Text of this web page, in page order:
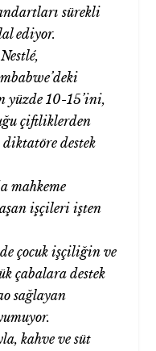
sürekli
ediyor.
yüzde 10-15’ini,
çiftliklerden
diktatöre destek
mahkeme
işçileri işten
çocuk işçiliğin ve
çabalara destek
sağlayan
kahve ve süt